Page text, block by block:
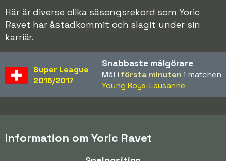
Här är diverse olika säsongsrekord som Yoric
Ravet har åstadkommit och slagit under sin
karriär.
Super League
2016/2017
Snabbaste målgörare
Mål i första minuten i matchen
Young Boys-Lausanne
Information om Yoric Ravet